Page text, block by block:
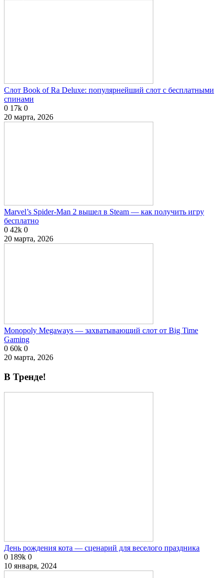
Слот Book of Ra Deluxe: популярнейший слот с бесплатными
спинами
0 17k 0
20 марта, 2026
Marvel’s Spider-Man 2 вышел в Steam — как получить игру
бесплатно
0 42k 0
20 марта, 2026
Monopoly Megaways — захватывающий слот от Big Time
Gaming
0 60k 0
20 марта, 2026
В Тренде!
День рождения кота — сценарий для веселого праздника
0 189k 0
10 января, 2024